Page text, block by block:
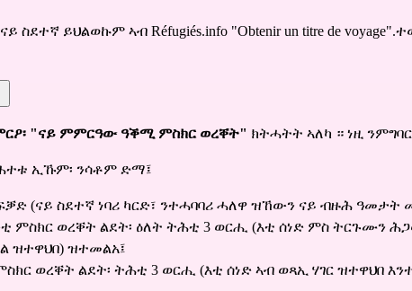
ስደተኛ ይህልወኩም ኣብ Réfugiés.info "Obtenir un titre de voyage".
"ናይ ምምርዓው ዓቕሚ ምስክር ወረቐት" ክትሓትት ኣለካ ። ነዚ
ኢኹም፡ ንሳቶም ድማ፤
(ናይ ስደተኛ ነባሪ ካርድ፣ ንተሓባባሪ ሓለዋ ዝኸውን ናይ ብዙሕ ዓመታት
ወረቐት ልደት፡ ዕለት ትሕቲ 3 ወርሒ (እቲ ሰነድ ምስ ትርጉሙን
ዝተዋህበ) ​​ዝተመልአ፤
ወረቐት ልደት፡ ትሕቲ 3 ወርሒ (እቲ ሰነድ ኣብ ወጻኢ ሃገር ዝተዋህበ